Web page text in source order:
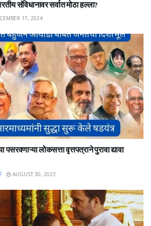
संविधानावर सर्वात मोठा हल्ला?
17, 2024
पसरवणाऱ्या लोकसत्ता वृत्तपत्राने पुरावा द्यावा
AUGUST 30, 2023